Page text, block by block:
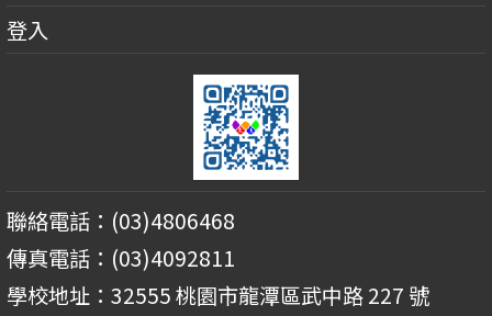
登入
聯絡電話：(03)4806468
傳真電話：(03)4092811
學校地址：32555 桃園市龍潭區武中路 227 號